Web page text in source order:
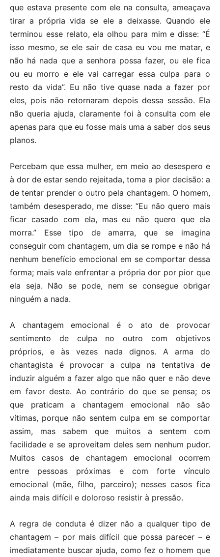
que estava presente com ele na consulta, ameaçava
tirar a própria vida se ele a deixasse. Quando ele
terminou esse relato, ela olhou para mim e disse: “É
isso mesmo, se ele sair de casa eu vou me matar, e
não há nada que a senhora possa fazer, ou ele fica
ou eu morro e ele vai carregar essa culpa para o
resto da vida”. Eu não tive quase nada a fazer por
eles, pois não retornaram depois dessa sessão. Ela
não queria ajuda, claramente foi à consulta com ele
apenas para que eu fosse mais uma a saber dos seus
planos.
Percebam que essa mulher, em meio ao desespero e
à dor de estar sendo rejeitada, toma a pior decisão: a
de tentar prender o outro pela chantagem. O homem,
também desesperado, me disse: “Eu não quero mais
ficar casado com ela, mas eu não quero que ela
morra.” Esse tipo de amarra, que se imagina
conseguir com chantagem, um dia se rompe e não há
nenhum benefício emocional em se comportar dessa
forma; mais vale enfrentar a própria dor por pior que
ela seja. Não se pode, nem se consegue obrigar
ninguém a nada.
A chantagem emocional é o ato de provocar
sentimento de culpa no outro com objetivos
próprios, e às vezes nada dignos. A arma do
chantagista é provocar a culpa na tentativa de
induzir alguém a fazer algo que não quer e não deve
em favor deste. Ao contrário do que se pensa; os
que praticam a chantagem emocional não são
vítimas, porque não sentem culpa em se comportar
assim, mas sabem que muitos a sentem com
facilidade e se aproveitam deles sem nenhum pudor.
Muitos casos de chantagem emocional ocorrem
entre pessoas próximas e com forte vínculo
emocional (mãe, filho, parceiro); nesses casos fica
ainda mais difícil e doloroso resistir à pressão.
A regra de conduta é dizer não a qualquer tipo de
chantagem – por mais difícil que possa parecer – e
imediatamente buscar ajuda, como fez o homem que